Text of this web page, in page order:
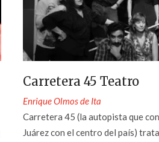
Carretera 45 Teatro
Enrique Olmos de Ita
Carretera 45 (la autopista que
Juárez con el centro del país)